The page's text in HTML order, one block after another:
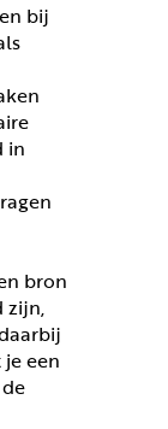
bij
in
bron
zijn,
een